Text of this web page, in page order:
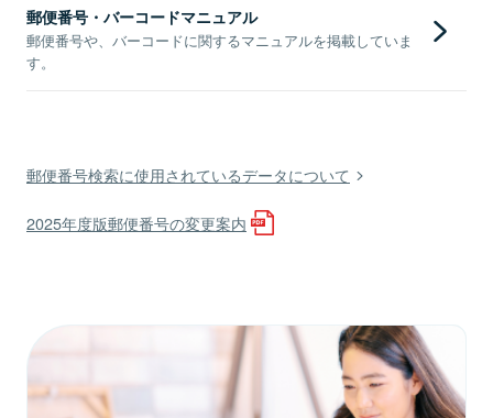
郵便番号・バーコードマニュアル
郵便番号や、バーコードに関するマニュアルを掲載していま
す。
郵便番号検索に使用されているデータについて
2025年度版郵便番号の変更案内